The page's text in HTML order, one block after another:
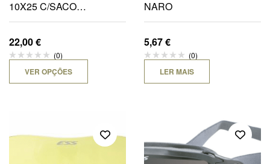
10X25 C/SACO
TRANSPORTE DE CINTO
22,00€
(0)
VER OPÇÕES
NARO
5,67€
(0)
LER MAIS